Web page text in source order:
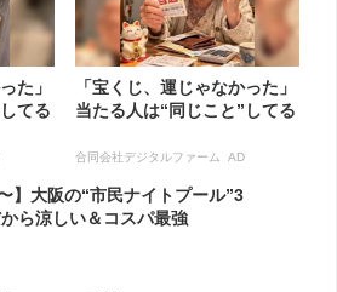
た」
てる
「宝くじ、運じゃなかった」
当たる人は“同じこと”してる
合同会社デジタルファーム AD
】大阪の“市民ナイトプール”3
ら涼しい＆コスパ最強